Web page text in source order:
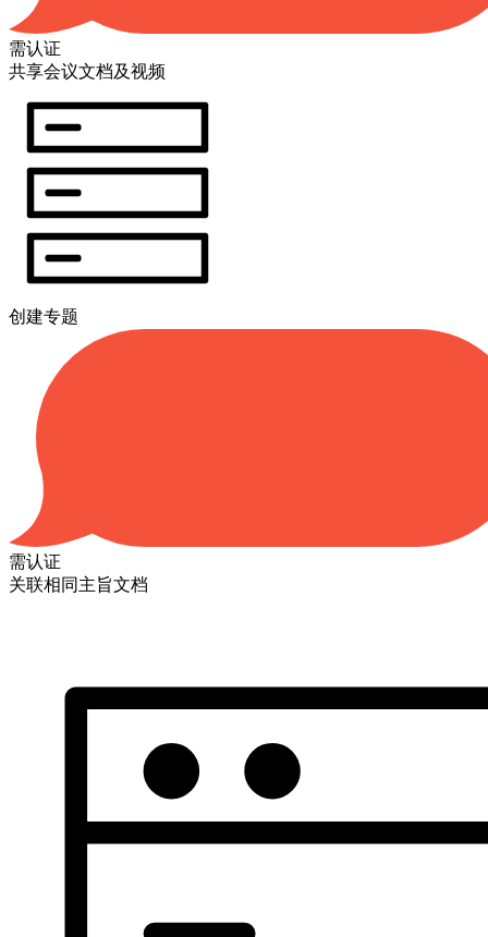
需认证
共享会议文档及视频
创建专题
需认证
关联相同主旨文档